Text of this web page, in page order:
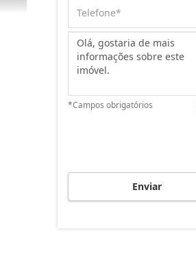
Mensagem:
*Campos obrigatórios
Enviar